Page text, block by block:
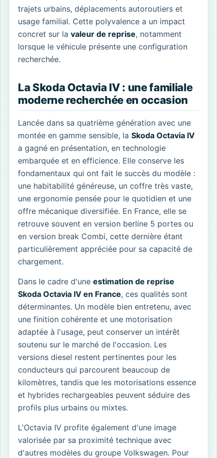
trajets urbains, déplacements autoroutiers et
usage familial. Cette polyvalence a un impact
concret sur la valeur de reprise, notamment
lorsque le véhicule présente une configuration
recherchée.
La Skoda Octavia IV : une familiale
moderne recherchée en occasion
Lancée dans sa quatrième génération avec une
montée en gamme sensible, la Skoda Octavia IV
a gagné en présentation, en technologie
embarquée et en efficience. Elle conserve les
fondamentaux qui ont fait le succès du modèle :
une habitabilité généreuse, un coffre très vaste,
une ergonomie pensée pour le quotidien et une
offre mécanique diversifiée. En France, elle se
retrouve souvent en version berline 5 portes ou
en version break Combi, cette dernière étant
particulièrement appréciée pour sa capacité de
chargement.
Dans le cadre d'une estimation de reprise
Skoda Octavia IV en France, ces qualités sont
déterminantes. Un modèle bien entretenu, avec
une finition cohérente et une motorisation
adaptée à l'usage, peut conserver un intérêt
soutenu sur le marché de l'occasion. Les
versions diesel restent pertinentes pour les
conducteurs qui parcourent beaucoup de
kilomètres, tandis que les motorisations essence
et hybrides rechargeables peuvent séduire des
profils plus urbains ou mixtes.
L'Octavia IV profite également d'une image
valorisée par sa proximité technique avec
d'autres modèles du groupe Volkswagen. Pour